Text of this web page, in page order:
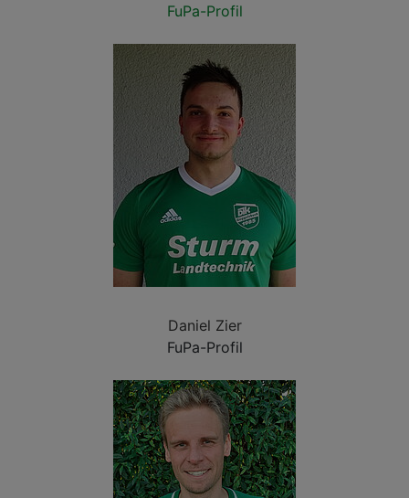
FuPa-Profil
Daniel Zier
FuPa-Profil